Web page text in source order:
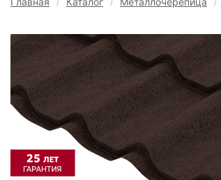
Кирпич
Плиты перекрытия
Сопутствующие товары
Тротуарная плитка